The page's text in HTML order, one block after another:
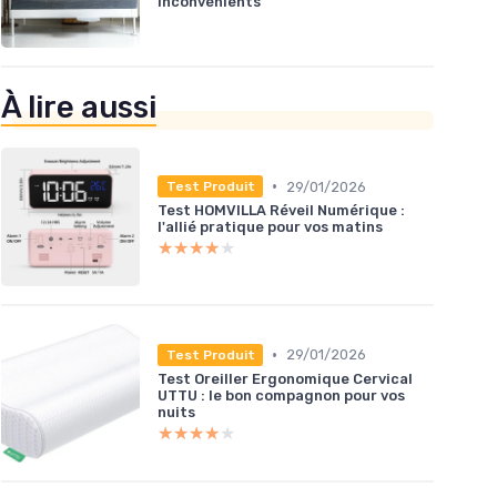
À lire aussi
Test Produit •
29/01/2026
Test HOMVILLA Réveil Numérique :
l'allié pratique pour vos matins
★★★★★
★★★★★
Test Produit •
29/01/2026
Test Oreiller Ergonomique Cervical
UTTU : le bon compagnon pour vos
nuits
★★★★★
★★★★★